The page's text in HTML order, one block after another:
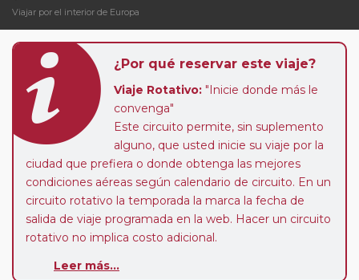
Viajar por el interior de Europa
¿Por qué reservar este viaje?
Viaje Rotativo: "Inicie donde más le
convenga"
Este circuito permite, sin suplemento
alguno, que usted inicie su viaje por la
ciudad que prefiera o donde obtenga las mejores
condiciones aéreas según calendario de circuito. En un
circuito rotativo la temporada la marca la fecha de
salida de viaje programada en la web. Hacer un circuito
rotativo no implica costo adicional.
Sectores a Medida:
Leer más...